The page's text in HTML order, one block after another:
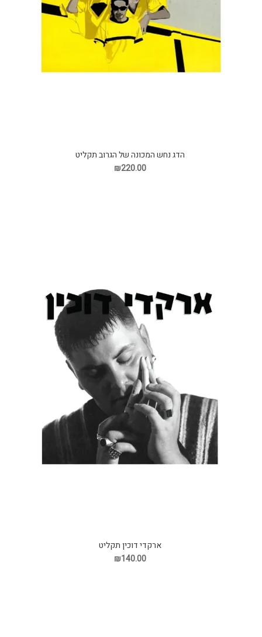
הדג נחש המכונה של הגרוב תקליט
₪220.00
ארקדי דוכין תקליט
₪140.00